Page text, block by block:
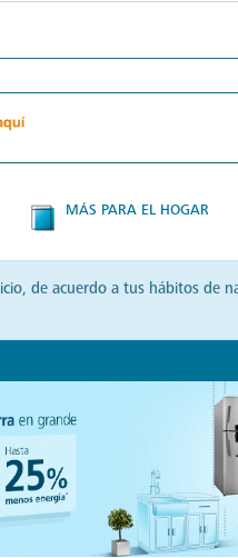
MÁS PARA EL HOGAR
de acuerdo a tus hábitos de